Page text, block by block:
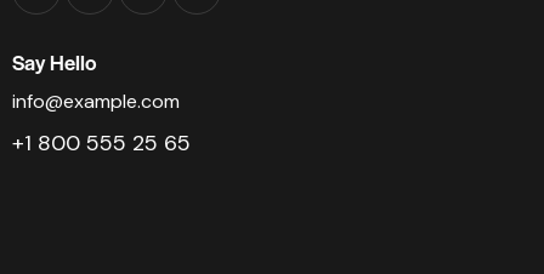
Say Hello
info@example.com
+1 800 555 25 65